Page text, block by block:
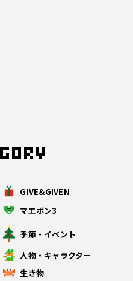
GIVE&GIVEN
マエボン3
季節・イベント
人物・キャラクター
生き物